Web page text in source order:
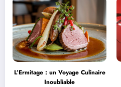
L’Ermitage : un Voyage Culinaire
Inoubliable